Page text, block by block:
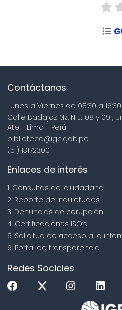
Contáctanos
Lunes a Viernes de 08:30 a 16:30
Calle Badajoz Mz. Ñ Lt 08 y 09 ,
Ate - Lima - Perú
biblioteca@igp.gob.pe
(51) 13172300
Enlaces de interés
1. Consultas del ciudadano
2. Reporte de inquietudes
3. Denuncias de corupción
4. Certificaciones ISO’s
5. Solicitud de acceso a la
6. Portal de transparencia
Redes Sociales